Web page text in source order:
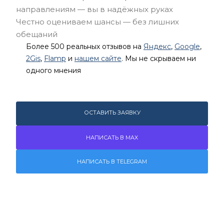
направлениям — вы в надёжных руках
Честно оцениваем шансы — без лишних
обещаний
Более 500 реальных отзывов на Яндекс, Google,
2Gis, Flamp и нашем сайте. Мы не скрываем ни
одного мнения
ОСТАВИТЬ ЗАЯВКУ
НАПИСАТЬ В MAX
НАПИСАТЬ В TELEGRAM